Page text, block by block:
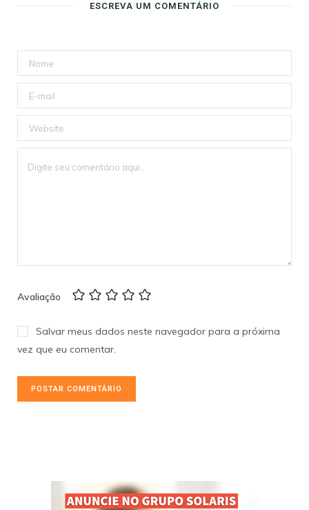
ESCREVA UM COMENTÁRIO
Avaliação
Salvar meus dados neste navegador para a próxima
vez que eu comentar.